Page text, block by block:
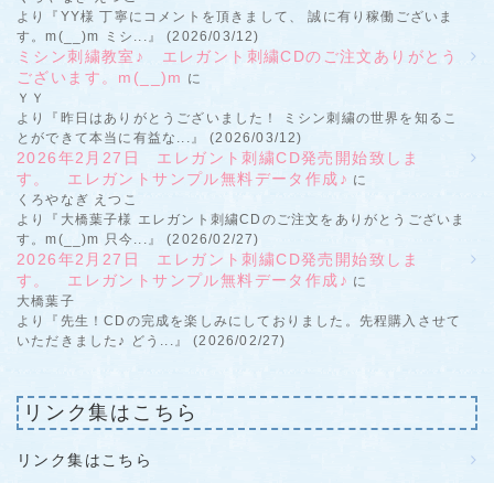
より『YY様 丁寧にコメントを頂きまして、 誠に有り稼働ございま
す。m(__)m ミシ...』 (2026/03/12)
ミシン刺繍教室♪ エレガント刺繍CDのご注文ありがとう
ございます。m(__)m に
ＹＹ
より『昨日はありがとうございました！ ミシン刺繍の世界を知るこ
とができて本当に有益な...』 (2026/03/12)
2026年2月27日 エレガント刺繍CD発売開始致しま
す。 エレガントサンプル無料データ作成♪ に
くろやなぎ えつこ
より『大橋葉子様 エレガント刺繍CDのご注文をありがとうございま
す。m(__)m 只今...』 (2026/02/27)
2026年2月27日 エレガント刺繍CD発売開始致しま
す。 エレガントサンプル無料データ作成♪ に
大橋葉子
より『先生！CDの完成を楽しみにしておりました。先程購入させて
いただきました♪ どう...』 (2026/02/27)
リンク集はこちら
リンク集はこちら